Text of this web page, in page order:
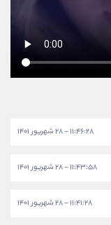
۱۱:۴۶:۲۸ - ۲۸ شهریور ۱۴۰۱
۱۱:۴۳:۵۸ - ۲۸ شهریور ۱۴۰۱
۱۱:۴۱:۲۸ - ۲۸ شهریور ۱۴۰۱